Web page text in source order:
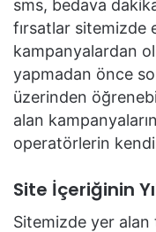
sms, bedava
fırsatlar sitemizde
kampanyalardan
yapmadan önce
üzerinden
alan
operatörlerin
Site İçeriğinin
Sitemizde yer alan